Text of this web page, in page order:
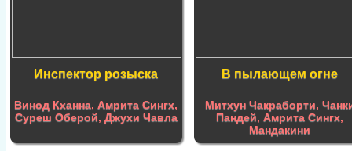
Инспектор розыска
Винод Кханна,Амрита Сингх,
Суреш Оберой, Джухи Чавла
В пылающем огне
Митхун Чакраборти,
Пандей,Амрита Сингх,
Мандакини